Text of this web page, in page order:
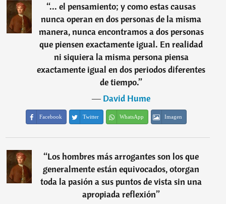
“... el pensamiento; y como estas causas
nunca operan en dos personas de la misma
manera, nunca encontramos a dos personas
que piensen exactamente igual. En realidad
ni siquiera la misma persona piensa
exactamente igual en dos periodos diferentes
de tiempo.”
―David Hume
Facebook Twitter WhatsApp Imagen
“Los hombres más arrogantes son los que
generalmente están equivocados, otorgan
toda la pasión a sus puntos de vista sin una
apropiada reflexión”